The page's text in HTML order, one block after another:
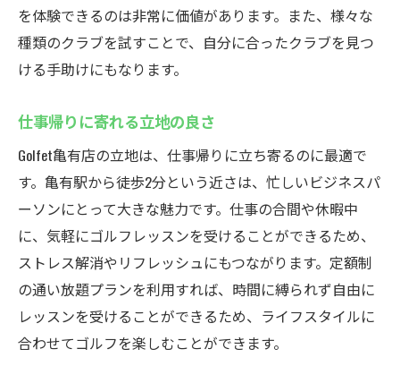
を体験できるのは非常に価値があります。また、様々な
種類のクラブを試すことで、自分に合ったクラブを見つ
ける手助けにもなります。
仕事帰りに寄れる立地の良さ
Golfet亀有店の立地は、仕事帰りに立ち寄るのに最適で
す。亀有駅から徒歩2分という近さは、忙しいビジネスパ
ーソンにとって大きな魅力です。仕事の合間や休暇中
に、気軽にゴルフレッスンを受けることができるため、
ストレス解消やリフレッシュにもつながります。定額制
の通い放題プランを利用すれば、時間に縛られず自由に
レッスンを受けることができるため、ライフスタイルに
合わせてゴルフを楽しむことができます。